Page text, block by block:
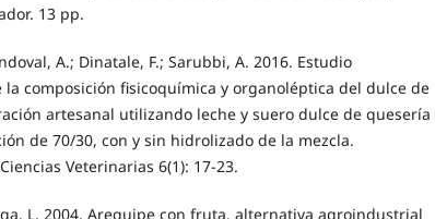
13 pp.
A.; Dinatale, F.; Sarubbi, A. 2016. Estudio
la composición fisicoquímica y organoléptica del dulce de
artesanal utilizando leche y suero dulce de quesería
de 70/30, con y sin hidrolizado de la mezcla.
Veterinarias 6(1): 17-23.
L. 2004. Arequipe con fruta, alternativa agroindustrial